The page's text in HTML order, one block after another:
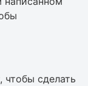
чтобы сделать